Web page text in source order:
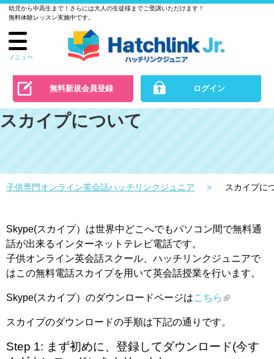
幼児から中高生まで！さらには大人の生徒様までご受講いただけます！
無料体験レッスン実施中です。
メニュー
無料新規会員登録 ログイン
スカイプについて
子供専門オンライン英会話ハッチリンクジュニア スカイプに
Skype(スカイプ）は世界中どこへでもパソコン間で無料通
話が出来るインターネットテレビ電話です。
子供オンライン英会話スクール、ハッチリンクジュニアで
はこの無料電話スカイプを用いて英会話授業を行います。
Skype(スカイプ）のダウンロードページはこちら (link is
スカイプのダウンロードの手順は下記の通りです。
Step 1: まず初めに、登録してダウンロード(今す